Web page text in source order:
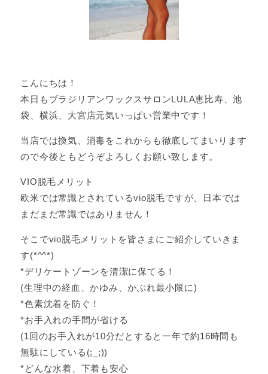
こんにちは！
本日もブラジリアンワックスサロンLULA恵比寿、池
袋、横浜、大宮店元気いっぱい営業中です！
当店では換気、消毒をこれからも徹底してまいります
ので今後ともどうぞよろしくお願い致します。
VIO脱毛メリット
欧米では常識とされているvio脱毛ですが、日本では
まだまだ常識ではありません！
そこでvio脱毛メリットを皆さまにご紹介していきま
す(*^^*)
*デリケートゾーンを清潔に保てる！
(生理中の経血、かゆみ、かぶれ最小限に)
*色素沈着を防ぐ！
*お手入れの手間が省ける
(1回のお手入れが10分だとすると一年で約16時間も
無駄にしている(;_;))
*どんな水着、下着も安心